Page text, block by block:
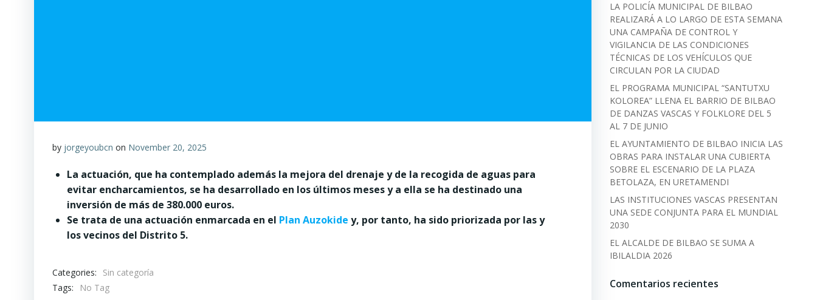
by jorgeyoubcn on November 20, 2025
La actuación, que ha contemplado además la mejora del drenaje y de la recogida de aguas para
evitar encharcamientos, se ha desarrollado en los últimos meses y a ella se ha destinado una
inversión de más de 380.000 euros.
Se trata de una actuación enmarcada en el Plan Auzokide y, por tanto, ha sido priorizada por las y
los vecinos del Distrito 5.
Categories:
Sin categoría
Tags:
No Tag
LA POLICÍA MUNICIPAL DE BILBAO
REALIZARÁ A LO LARGO DE ESTA SEMANA
UNA CAMPAÑA DE CONTROL Y
VIGILANCIA DE LAS CONDICIONES
TÉCNICAS DE LOS VEHÍCULOS QUE
CIRCULAN POR LA CIUDAD
EL PROGRAMA MUNICIPAL “SANTUTXU
KOLOREA” LLENA EL BARRIO DE BILBAO
DE DANZAS VASCAS Y FOLKLORE DEL 5
AL 7 DE JUNIO
EL AYUNTAMIENTO DE BILBAO INICIA LAS
OBRAS PARA INSTALAR UNA CUBIERTA
SOBRE EL ESCENARIO DE LA PLAZA
BETOLAZA, EN URETAMENDI
LAS INSTITUCIONES VASCAS PRESENTAN
UNA SEDE CONJUNTA PARA EL MUNDIAL
2030
EL ALCALDE DE BILBAO SE SUMA A
IBILALDIA 2026
Comentarios recientes